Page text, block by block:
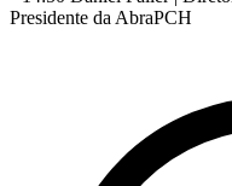
Presidente da AbraPCH